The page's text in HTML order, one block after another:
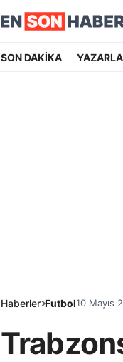
SON DAKİKA
Haberler Futbol10 Mayıs